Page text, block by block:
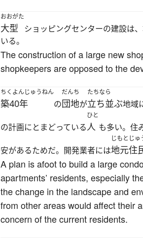
おおがた
大型 ショッピングセンターの建設は、
いる。
The construction of a large new
shopkeepers are opposed to the
ちくよんじゅうねん
築40年 の
だんち
団地が
たちなら
立ち並ぶ地域
の計画にとまどっている
ひと
人 も多い。住
安があるためだ。開発業者には
じもとじゅ
地元住
A plan is afoot to build a large
apartments’ residents, especially
the change in the landscape and
from other areas would affect their
concern of the current residents.